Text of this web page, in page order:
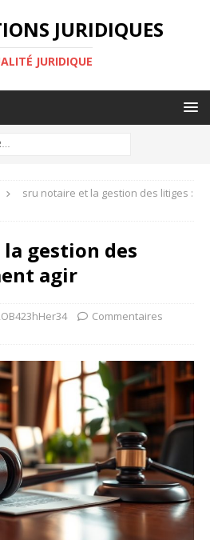
JURIDIQUES
JURIDIQUE
sru notaire et la gestion des litiges :
gestion des
agir
Commentaires